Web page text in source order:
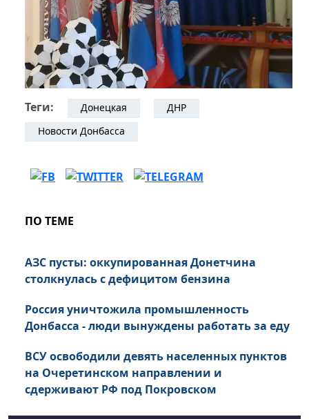
Теги: Донецкая
ДНР
Новости Донбасса
ПО ТЕМЕ
АЗС пусты: оккупированная Донетчина
столкнулась с дефицитом бензина
Россия уничтожила промышленность
Донбасса - люди вынуждены работать за еду
ВСУ освободили девять населенных пунктов
на Очеретинском направлении и
сдерживают РФ под Покровском